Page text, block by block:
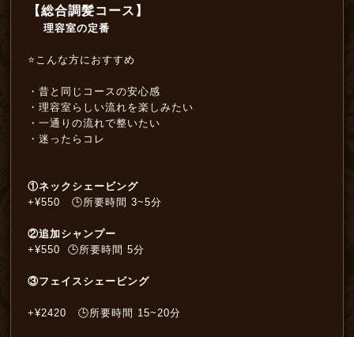
【総合調髪コース】
理容室の定番
⭐️こんな方におすすめ
・昔と同じコースの安心感
・理容室らしい流れを楽しみたい
・一通りの流れで整いたい
・迷ったらコレ
①ネックシェービング
+¥550 🕒所要時間 3~5分
②追加シャンプー
+¥550 🕒所要時間 5分
③フェイスシェービング
+¥2420 🕒所要時間 15~20分